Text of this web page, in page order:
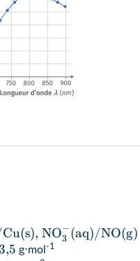
NO3
−(aq)/NO(g)
,5 g⋅mol -1